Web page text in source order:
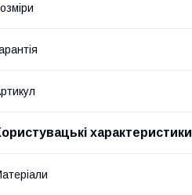
характеристики